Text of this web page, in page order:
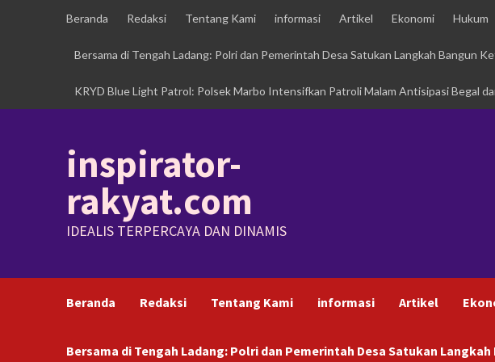
Beranda Redaksi Tentang Kami informasi Artikel Ekonomi Hukum
Bersama di Tengah Ladang: Polri dan Pemerintah Desa Satukan Langkah Bangun
KRYD Blue Light Patrol: Polsek Marbo Intensifkan Patroli Malam Antisipasi Begal
inspirator-
rakyat.com
IDEALIS TERPERCAYA DAN DINAMIS
Beranda Redaksi Tentang Kami informasi Artikel
Bersama di Tengah Ladang: Polri dan Pemerintah Desa Satukan